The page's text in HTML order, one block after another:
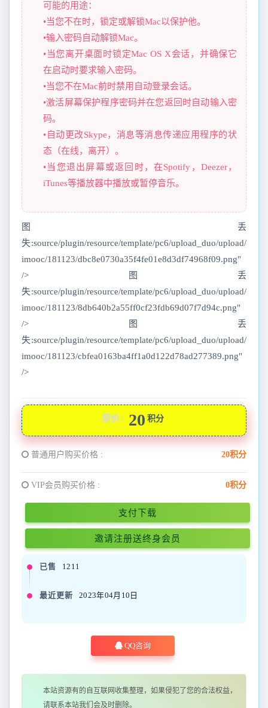
可能的用途：
•当您不在时，锁定或解锁Mac以保护他。
•输入密码自动解锁Mac。
•当您离开桌面时锁定Mac OS X会话，并确保它
在启动时要求输入密码。
•当您不在Mac前时禁用自动登录会话。
•激活屏幕保护程序密码并在您返回时自动输入密
码。
•自动更改Skype，消息等消息传递应用程序的状
态（在线，离开）。
•当您退出屏幕或返回时，在Spotify，Deezer，
iTunes等播放器中播放或暂停音乐。
图丢
失:source/plugin/resource/template/pc6/upload_duo/upload/
imooc/181123/dbc8e0730a35f4fe01e8d3df74968f09.png"
/>图丢
失:source/plugin/resource/template/pc6/upload_duo/upload/
imooc/181123/8db640b2a55ff0cf23fdb69d07f7d94c.png"
/>图丢
失:source/plugin/resource/template/pc6/upload_duo/upload/
imooc/181123/cbfea0163ba4ff1a0d122d78ad277389.png"
/>
原价： 20 积分
普通用户购买价格 : 20积分
VIP会员购买价格 : 0积分
支付下载
邀请注册送终身会员
已售 1211
最近更新 2023年04月10日
QQ咨询
本站资源有的自互联网收集整理，如果侵犯了您的合法权益，
请联系本站我们会及时删除。